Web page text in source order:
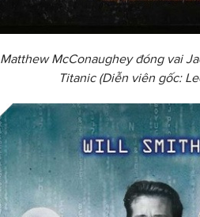
Matthew McConaughey đóng vai
Titanic (Diễn viên gốc: